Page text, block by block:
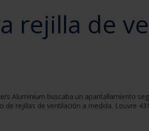
rejilla de
Aluminium buscaba un apantallamiento
de rejillas de ventilación a medida. Louvre